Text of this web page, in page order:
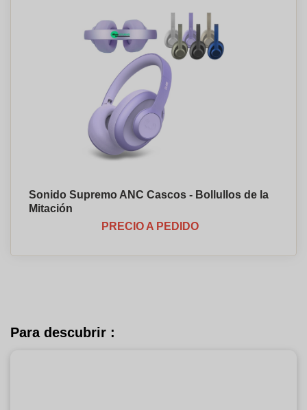
Sonido Supremo ANC Cascos - Bollullos de la
Mitación
PRECIO A PEDIDO
Para descubrir :